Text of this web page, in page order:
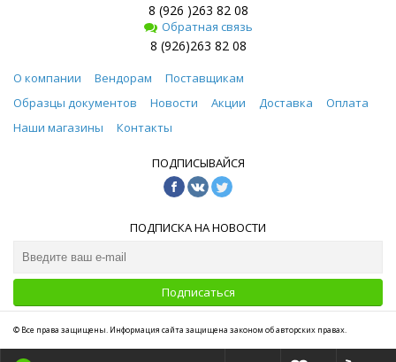
8 (926 )263 82 08
Обратная связь
8 (926)263 82 08
О компании Вендорам
Поставщикам
Образцы документов
Новости Акции Доставка
Оплата
Наши магазины
Контакты
ПОДПИСЫВАЙСЯ
ПОДПИСКА НА НОВОСТИ
Подписаться
© Все права защищены. Информация сайта защищена законом об авторских правах.